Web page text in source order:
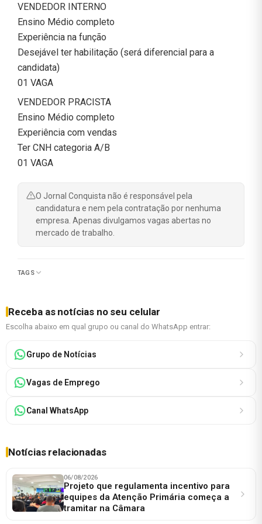
VENDEDOR INTERNO
Ensino Médio completo
Experiência na função
Desejável ter habilitação (será diferencial para a
candidata)
01 VAGA
VENDEDOR PRACISTA
Ensino Médio completo
Experiência com vendas
Ter CNH categoria A/B
01 VAGA
O Jornal Conquista não é responsável pela
candidatura e nem pela contratação por nenhuma
empresa. Apenas divulgamos vagas abertas no
mercado de trabalho.
TAGS
Receba as notícias no seu celular
Escolha abaixo em qual grupo ou canal do WhatsApp entrar:
Grupo de Notícias
Vagas de Emprego
Canal WhatsApp
Notícias relacionadas
06/08/2026
Projeto que regulamenta incentivo para
equipes da Atenção Primária começa a
tramitar na Câmara